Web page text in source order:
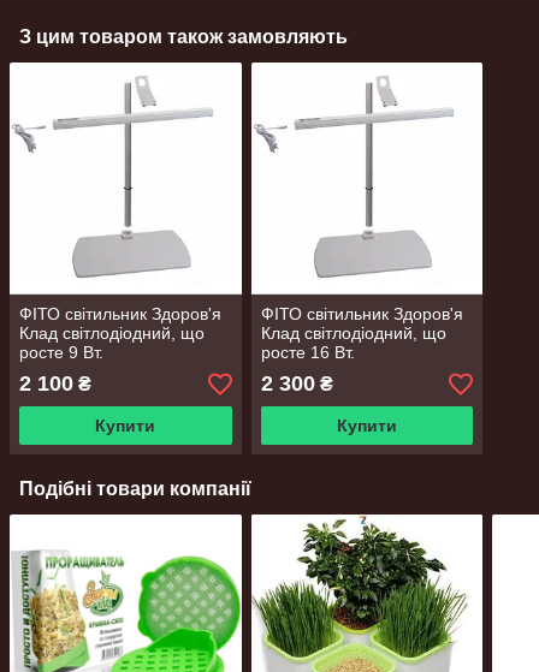
З цим товаром також замовляють
ФІТО світильник Здоров'я
Клад світлодіодний, що
росте 9 Вт.
2 100 ₴
Купити
ФІТО світильник Здоров'я
Клад світлодіодний, що
росте 16 Вт.
2 300₴
Купити
Подібні товари компанії